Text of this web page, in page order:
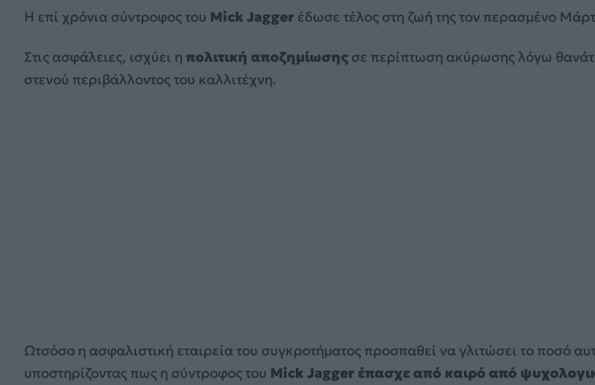
Η επί χρόνια σύντροφος του Mick Jagger έδωσε τέλος στη ζωή της τον περασμένο
Στις ασφάλειες, ισχύει η πολιτική αποζημίωσης σε περίπτωση ακύρωσης λόγω
στενού περιβάλλοντος του καλλιτέχνη.
Ωτσόσο η ασφαλιστική εταιρεία του συγκροτήματος προσπαθεί να γλιτώσει το ποσό
υποστηρίζοντας πως η σύντροφος του Mick Jagger έπασχε από καιρό από